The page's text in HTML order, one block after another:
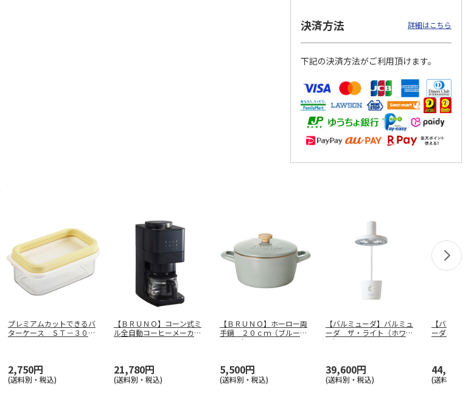
決済方法 詳細はこちら
下記の決済方法がご利用頂けます。
プレミアムカットできるバ
ターケース ＳＴ－３００
2,750円
(送料別・税込)
【ＢＲＵＮＯ】コーン式ミ
ル全自動コーヒーメーカ
21,780円
(送料別・税込)
【ＢＲＵＮＯ】ホーロー両
手鍋 ２０ｃｍ（ブルーグ
リーン）
5,500円
(送料別・税込)
【バルミューダ】バルミュ
ーダ ザ・ライト（ホワイ
ト） Ｌ０
39,600円
(送料別・税込)
【バルミュ
ーダ ザ・
ワイト）
44,000円
(送料別・税